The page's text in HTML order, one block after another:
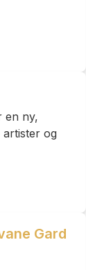
en ny,
og
Gard